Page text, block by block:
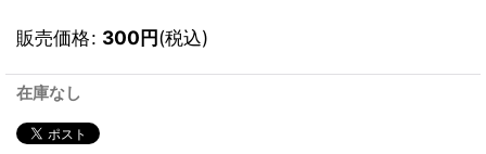
販売価格: 300円(税込)
在庫なし